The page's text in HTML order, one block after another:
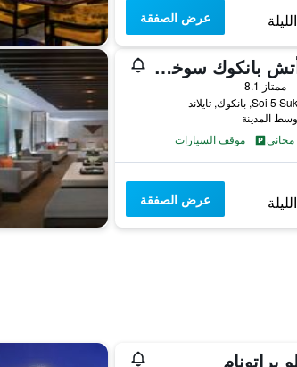
عرض الصفقة
فندق إن أتش بانكوك سوخومفيت بوليفارد
ممتاز 8.1
مجاني
موقف السيارات
عرض الصفقة
براتونام